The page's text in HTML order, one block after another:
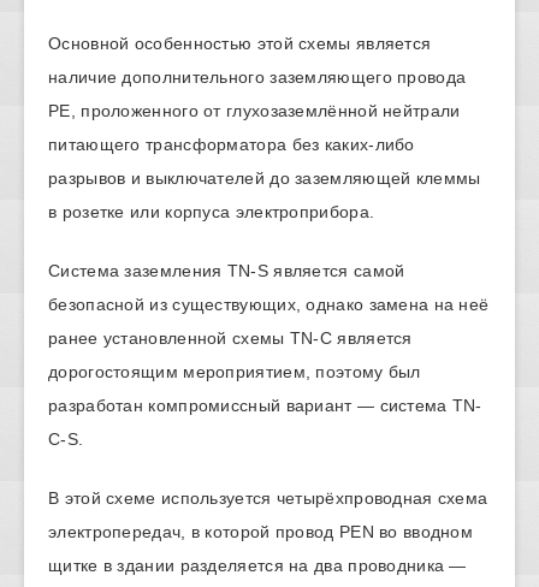
Основной особенностью этой схемы является
наличие дополнительного заземляющего провода
РЕ, проложенного от глухозаземлённой нейтрали
питающего трансформатора без каких-либо
разрывов и выключателей до заземляющей клеммы
в розетке или корпуса электроприбора.
Система заземления TN-S является самой
безопасной из существующих, однако замена на неё
ранее установленной схемы TN-С является
дорогостоящим мероприятием, поэтому был
разработан компромиссный вариант — система TN-
С-S.
В этой схеме используется четырёхпроводная схема
электропередач, в которой провод PEN во вводном
щитке в здании разделяется на два проводника —